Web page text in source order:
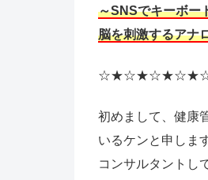
～SNSでキーボー
脳を刺激するアナ
初めまして、健康
いるケンと申しま
コンサルタントし